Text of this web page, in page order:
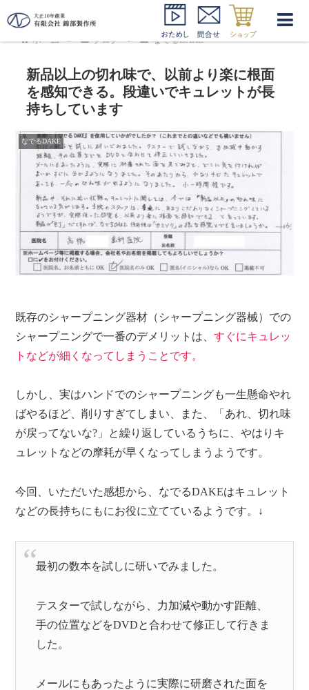
ホーム ブログ なでるDAKE
新品以上の切れ味で、以前より楽に根面
を感知できる。段違いでキュレットが長
持ちしています
なでるDAKE
既存のシャープニング器材（シャープニング器械）での
シャープニングで一番のデメリットは、すぐにキュレッ
トなどが細くなってしまうことです。
しかし、実はハンドでのシャープニングも一生懸命やれ
ばやるほど、削りすぎてしまい、また、「あれ、切れ味
が戻ってないな?」と繰り返しているうちに、やはりキ
ュレットなどの摩耗が早くなってしまうようです。
今回、いただいた感想から、なでるDAKEはキュレット
などの長持ちにもにお役に立てているようです。↓
最初の数本を試しに研いでみました。
テスターで試しながら、力加減や動かす距離、
手の位置などをDVDと合わせて修正して行きま
した。
メールにもあったように実際に研磨された面を